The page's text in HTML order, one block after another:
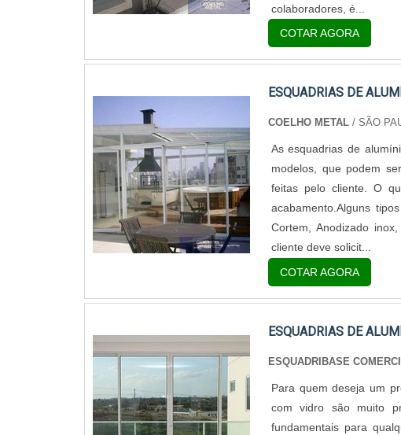
colaboradores, é...
COTAR AGORA
ESQUADRIAS DE
COELHO METAL / SÃO
As esquadrias de
modelos, que podem
feitas pelo cliente. O
acabamento.Alguns
Cortem, Anodizado
cliente deve solicit...
COTAR AGORA
ESQUADRIAS DE
ESQUADRIBASE
Para quem deseja um
com vidro são muito
fundamentais para